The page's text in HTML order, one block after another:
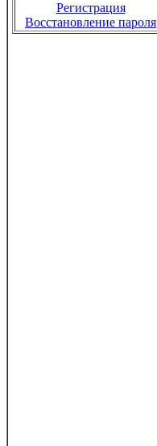
Регистрация
Восстановление пароля